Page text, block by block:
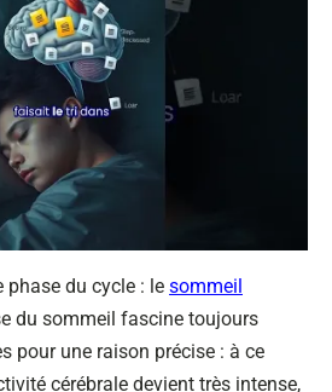
phase du cycle : le sommeil
du sommeil fascine toujours
pour une raison précise : à ce
cérébrale devient très intense,